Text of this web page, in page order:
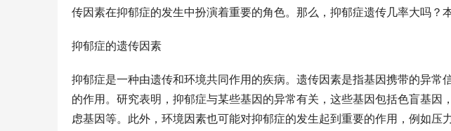
传因素在抑郁症的发生中扮演着重要的角色。那么，抑郁症遗传几率大吗？
抑郁症的遗传因素
抑郁症是一种由遗传和环境共同作用的疾病。遗传因素是指基因携带的异常
的作用。研究表明，抑郁症与某些基因的异常有关，这些基因包括色盲基因
虑基因等。此外，环境因素也可能对抑郁症的发生起到重要的作用，例如压